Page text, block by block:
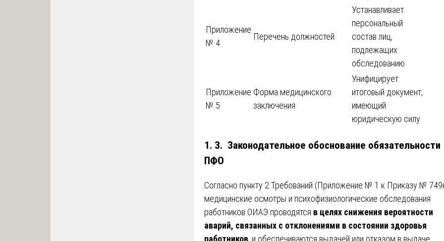
Приложение
№ 4
Перечень должностей
Устанавливает
персональный
состав лиц,
подлежащих
обследованию
Приложение
№ 5
Форма медицинского
заключения
Унифицирует
итоговый документ,
имеющий
юридическую силу
1. 3. Законодательное обоснование обязательности
ПФО
Согласно пункту 2 Требований (Приложение № 1 к Приказу №
медицинские осмотры и психофизиологические обследования
работников ОИАЭ проводятся в целях снижения вероятности
аварий, связанных с отклонениями в состоянии здоровья
работников , и обеспечиваются выдачей или отказом в выдаче